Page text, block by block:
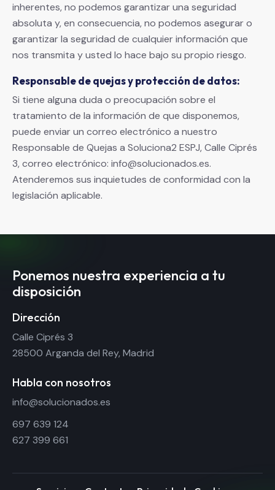
inherentes, no podemos garantizar una seguridad
absoluta y, en consecuencia, no podemos asegurar o
garantizar la seguridad de cualquier información que
nos transmita y usted lo hace bajo su propio riesgo.
Responsable de quejas y protección de datos:
Si tiene alguna duda o preocupación sobre el
tratamiento de la información de que disponemos,
puede enviar un correo electrónico a nuestro
Responsable de Quejas a Soluciona2 ESPJ, Calle Ciprés
3, correo electrónico: info@solucionados.es.
Atenderemos sus inquietudes de conformidad con la
legislación aplicable.
Ponemos nuestra experiencia a tu
disposición
Dirección
Calle Ciprés 3
28500 Arganda del Rey, Madrid
Habla con nosotros
info@solucionados.es
697 639 124
627 399 661